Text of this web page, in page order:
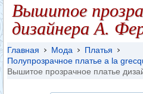
Вышитое
дизайнера А.
Главная Мода
Платья
Полупрозрачное платье a la
Вышитое прозрачное платье